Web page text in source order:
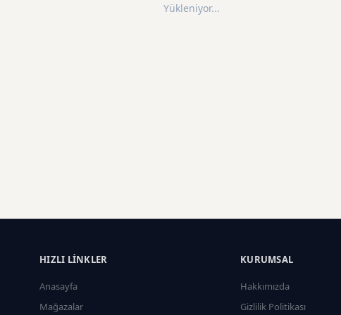
Yükleniyor...
HIZLI LINKLER
Anasayfa
Mağazalar
KURUMSAL
Hakkımızda
Gizlilik Politikası